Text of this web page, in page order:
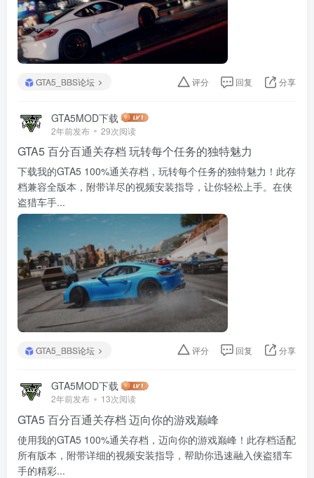
GTA5_BBS论坛 评分 回复 分享
GTA5MOD下载
2年前发布 29次阅读
GTA5 百分百通关存档 玩转每个任务的独特魅力
下载我的GTA5 100%通关存档，玩转每个任务的独特魅力！此存
档兼容全版本，附带详尽的视频安装指导，让你轻松上手。在侠
盗猎车手...
GTA5_BBS论坛 评分 回复 分享
GTA5MOD下载
2年前发布 13次阅读
GTA5 百分百通关存档 迈向你的游戏巅峰
使用我的GTA5 100%通关存档，迈向你的游戏巅峰！此存档适配
所有版本，附带详细的视频安装指导，帮助你迅速融入侠盗猎车
手的精彩...